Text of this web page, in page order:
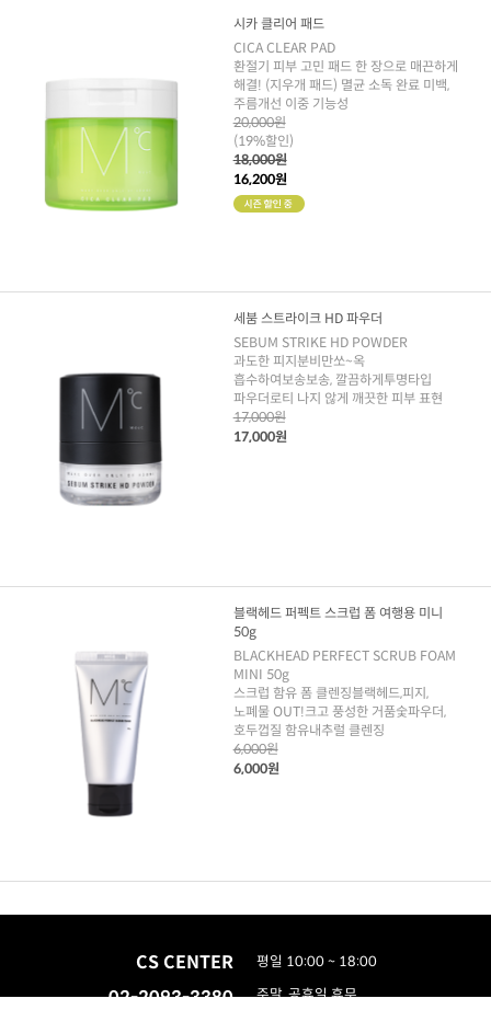
시카 클리어 패드
CICA CLEAR PAD
환절기 피부 고민 패드 한 장으로 매끈하게
해결! (지우개 패드) 멸균 소독 완료 미백,
주름개선 이중 기능성
20,000원
(19%할인)
18,000원
16,200원
세붐 스트라이크 HD 파우더
SEBUM STRIKE HD POWDER
과도한 피지분비만쏘~옥
흡수하여보송보송, 깔끔하게투명타입
파우더로티 나지 않게 깨끗한 피부 표현
17,000원
17,000원
블랙헤드 퍼펙트 스크럽 폼 여행용 미니
50g
BLACKHEAD PERFECT SCRUB FOAM
MINI 50g
스크럽 함유 폼 클렌징블랙헤드,피지,
노폐물 OUT!크고 풍성한 거품숯파우더,
호두껍질 함유내추럴 클렌징
6,000원
6,000원
CS CENTER
02-2093-3380
평일 10:00 ~ 18:00
주말, 공휴일 휴무